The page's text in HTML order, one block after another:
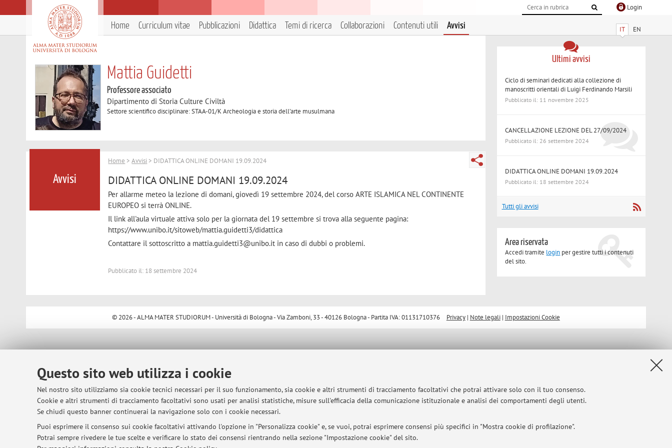
Questo sito web utilizza i cookie
Nel nostro sito utilizziamo sia cookie tecnici necessari per il suo funzionamento, sia cookie e altri strumenti di tracciamento facoltativi che potrai attivare solo con il tuo consenso.
Cookie e altri strumenti di tracciamento facoltativi sono usati per analisi statistiche, misure sull'efficacia della comunicazione istituzionale e analisi dei comportamenti degli utenti.
Se chiudi questo banner continuerai la navigazione solo con i cookie necessari.
Puoi esprimere il consenso sui cookie facoltativi attivando l'opzione in "Personalizza cookie" e, se vuoi, potrai esprimere consensi più specifici in "Mostra cookie di profilazione".
Potrai sempre rivedere le tue scelte e verificare lo stato dei consensi rientrando nella sezione "Impostazione cookie" del sito.
Login
IT EN
Home Curriculum vitae Pubblicazioni Didattica Temi di ricerca Collaborazioni Contenuti utili Avvisi
Mattia Guidetti
Professore associato
Dipartimento di Storia Culture Civiltà
Settore scientifico disciplinare: STAA-01/K Archeologia e storia dell’arte musulmana
Avvisi
Home >Avvisi > DIDATTICA ONLINE DOMANI 19.09.2024
DIDATTICA ONLINE DOMANI 19.09.2024
Per allarme meteo la lezione di domani, giovedì 19 settembre 2024, del corso ARTE ISLAMICA NEL CONTINENTE
EUROPEO si terrà ONLINE.
Il link all'aula virtuale attiva solo per la giornata del 19 settembre si trova alla seguente pagina:
https://www.unibo.it/sitoweb/mattia.guidetti3/didattica
Contattare il sottoscritto a mattia.guidetti3@unibo.it in caso di dubbi o problemi.
Pubblicato il: 18 settembre 2024
Ultimi avvisi
Ciclo di seminari dedicati alla collezione di
manoscritti orientali di Luigi Ferdinando Marsili
Pubblicato il: 11 novembre 2025
CANCELLAZIONE LEZIONE DEL 27/09/2024
Pubblicato il: 26 settembre 2024
DIDATTICA ONLINE DOMANI 19.09.2024
Pubblicato il: 18 settembre 2024
Tutti gli avvisi
Area riservata
Accedi tramite login per gestire tutti i contenuti
del sito.
© 2026 - ALMA MATER STUDIORUM - Università di Bologna - Via Zamboni, 33 - 40126 Bologna - Partita IVA: 01131710376 Privacy| Note legali| Impostazioni Cookie